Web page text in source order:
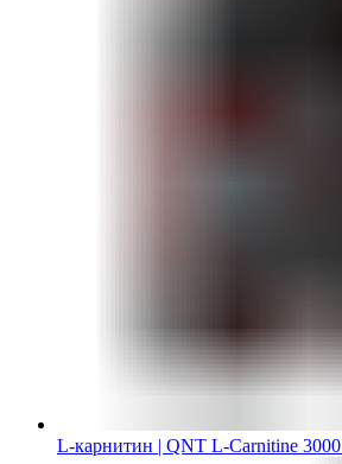
L-карнитин | QNT L-Carnitine 3000